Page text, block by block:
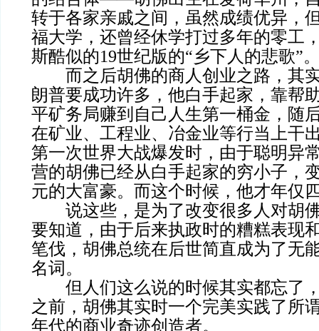
转于各家亲戚之间，虽然成绩优异，
福大学，还曾经休学打过多年的零工
斯酷似的19世纪版的“乡下人的悲歌”
而之后胡佛的商人创业之路，其
朗普要成功许多，他白手起家，靠帮
平矿务局赚到自己人生第一桶金，随
在矿业、工程业、冶金业等行当上干
第一次世界大战爆发时，由于聪明异
营的胡佛已经从白手起家的穷小子，
元的大富豪。而这个时候，他才年仅
说这些，是为了改变很多人对胡
要知道，由于后来执政时的糟糕表现
笔伐，胡佛总统在后世简直成为了无
名词。
但人们这么说的时候其实都忘了，
之前，胡佛其实时一个完美实践了所
年代的商业奇迹创造者。